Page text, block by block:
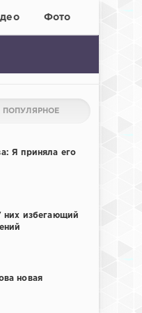
Фото
ПОПУЛЯРНОЕ
Я приняла его
них избегающий
новая